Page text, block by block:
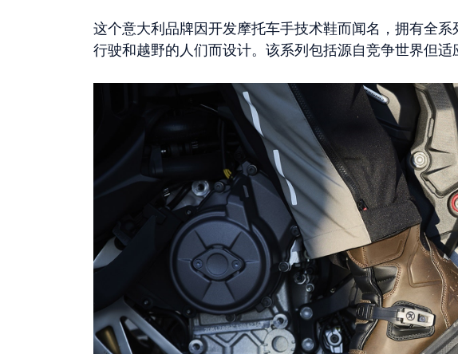
这个意大利品牌因开发摩托车手技术鞋而闻名，拥有全系
行驶和越野的人们而设计。该系列包括源自竞争世界但适